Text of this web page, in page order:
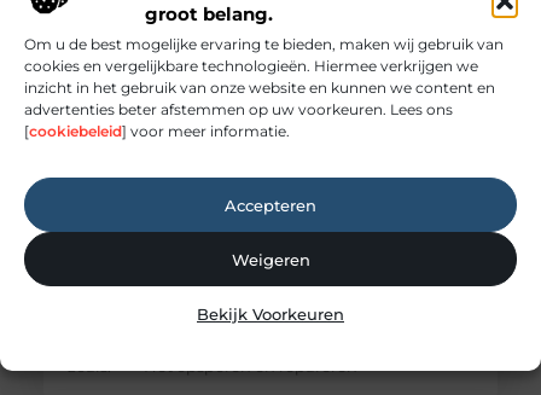
groot belang.
Om u de best mogelijke ervaring te bieden, maken wij gebruik van
cookies en vergelijkbare technologieën. Hiermee verkrijgen we
inzicht in het gebruik van onze website en kunnen we content en
advertenties beter afstemmen op uw voorkeuren. Lees ons
[cookiebeleid] voor meer informatie.
Accepteren
Weigeren
Bekijk Voorkeuren
Wat doet een dakdekker?
Veel mensen denken pas aan een dakdekker
wanneer er een lekkage ontstaat. Toch doet een
dakdekker veel meer dan alleen het repareren van
een beschadigd dak. In dit blog gaan we daar
je een dakdekker in? Een dakdekker kan je
zoals: · Het opsporen en repareren